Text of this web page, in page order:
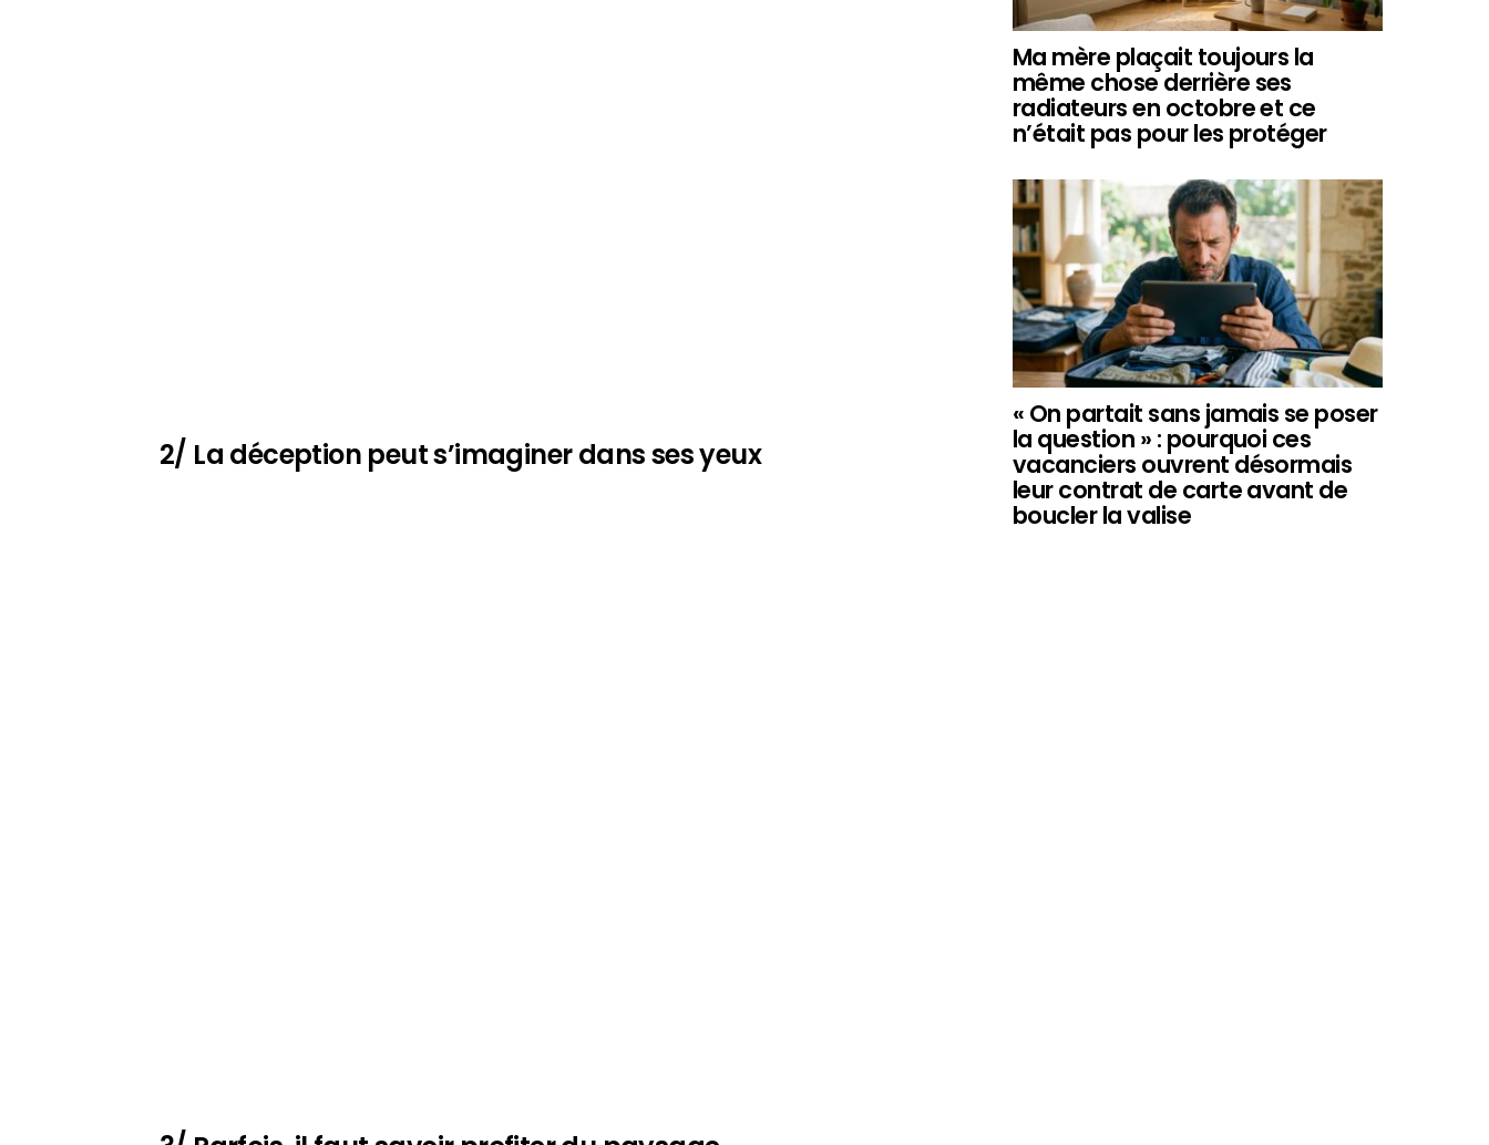
2/ La déception peut s’imaginer dans ses yeux
Ma mère plaçait toujours la
même chose derrière ses
radiateurs en octobre et ce
n’était pas pour les protéger
« On partait sans jamais se poser
la question » : pourquoi ces
vacanciers ouvrent désormais
leur contrat de carte avant de
boucler la valise